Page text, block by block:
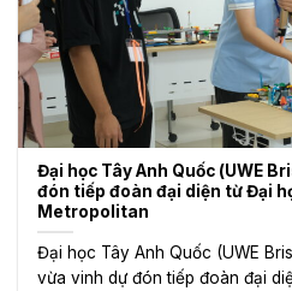
Đại học Tây Anh Quốc (UWE
đón tiếp đoàn đại diện từ Đại
Metropolitan
Đại học Tây Anh Quốc (UWE
vừa vinh dự đón tiếp đoàn đại